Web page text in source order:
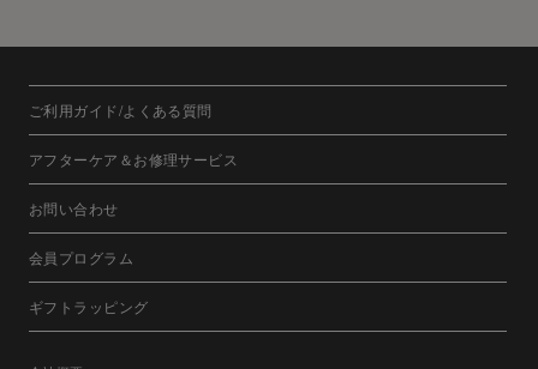
また一度承認した会員であっても前述のいずれかであること
が判明した場合は、ただちに承認を取り消させていただきま
す。
個人利用以外に転用、商用することを禁止します
当サイトを利用する会員は当サイトに掲載されているいかな
る情報もコピー、又は他へ転用することを禁止いたします。
掲載内容について
当社が提供する当サイトの掲載内容、営業内容は会員への通
ご利用ガイド/よくある質問
アフターケア＆お修理サービス
お問い合わせ
会員プログラム
ギフトラッピング